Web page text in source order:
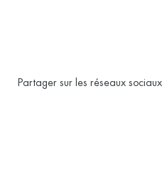
Partager sur les réseaux sociaux